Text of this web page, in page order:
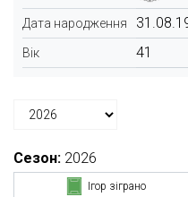
Дата народження
Вік 41
Сезон: 2026
Ігор зіграно